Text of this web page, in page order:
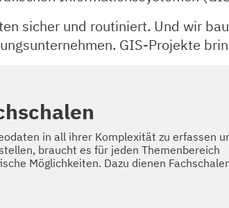
sicher und routiniert. Und wir
GIS-Projekte
in all ihrer Komplexität zu erfassen
braucht es für jeden Themenbereich
Möglichkeiten. Dazu dienen